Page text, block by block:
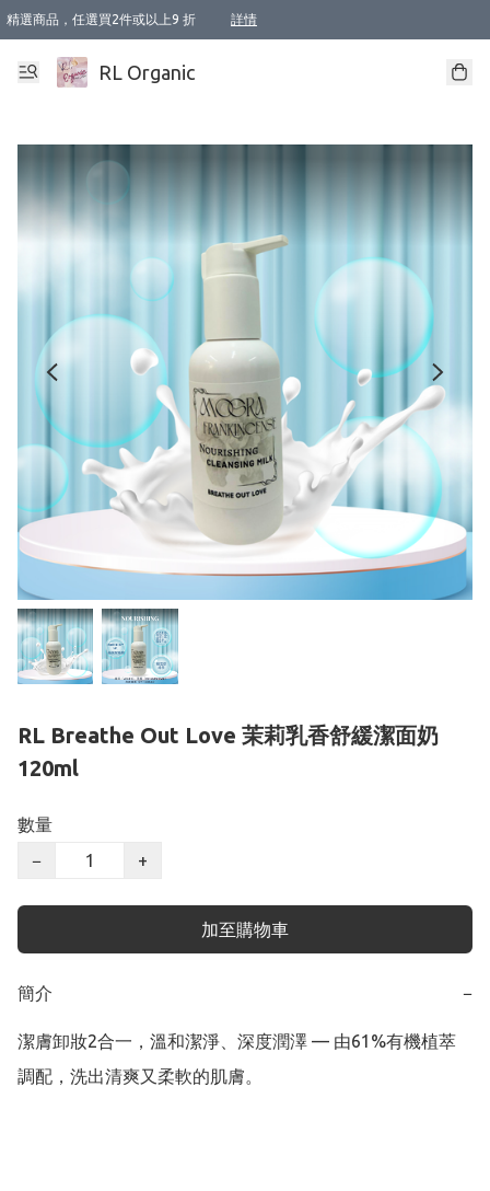
精選商品，任選買2件或以上9 折 詳情
XI周年優惠【新品自由選2件88折/3件85折】
XI周年優惠【Chakra 脈輪平衡自由選2件9折/3件85折/5件8折】
Florame 肌底自由選 2支9折 3支85折
XI周年優惠【蟲蟲退散 · 防衛結界﹞系列2件9折】
Sunki 任選2件95折
BIOFFICINA TOSCANA 任選2支9折 3支85折
Lamav 任選1件9折 2件85折
Mukti Organics 指定產品任選1件9折, 2件88折 3件85折
Intelligent Nutrients Skincare 任選2件9折
deodorant 任選2件88折
化妝品 任選2件95折
XI周年優惠【身心靈單品 任選2件9折/3件85折/5件8折】
XI周年優惠 【精油/香水 任選2件9折/3件85折/5件8折】
XI周年優惠【「關節到肌膚」全效養護 BODY OIL 組2件88折/3件85折】
XI周年優惠【夏日有機物理防曬套裝2件88折】
XI周年優惠【夏日潔面隨意選2件88折/3件85折】
XI周年優惠【逆齡奇蹟抗氧 11 自由選2件88折/3件85折/4件或以上8折】
新會員首次購物即享全單 95 折優惠！
成為VIP / VVIP 可享有生日月現金扣減獎賞優惠 !! 記得去賬户資料填上生日日期啦 !
選用順豐速運，滿$500 免運費
本地速遞 京東 送住宅/ 工商地址 $400 免運費
澳門訂單選用順豐速運，滿$800 免運費
RL Organic
RL Breathe Out Love 茉莉乳香舒緩潔面奶
120ml
數量
−
+
加至購物車
簡介 −
潔膚卸妝2合一，溫和潔淨、深度潤澤 — 由61%有機植萃
調配，洗出清爽又柔軟的肌膚。